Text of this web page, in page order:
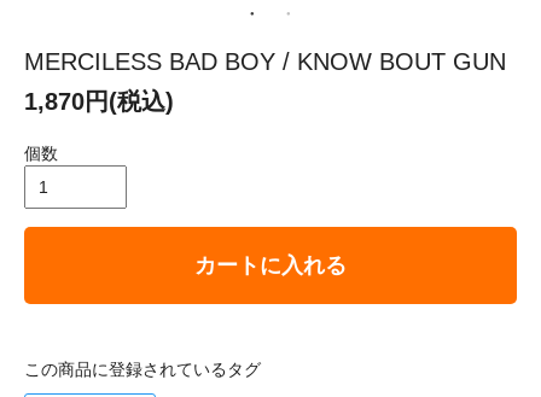
MERCILESS BAD BOY / KNOW BOUT GUN
1,870円(税込)
個数
カートに入れる
この商品に登録されているタグ